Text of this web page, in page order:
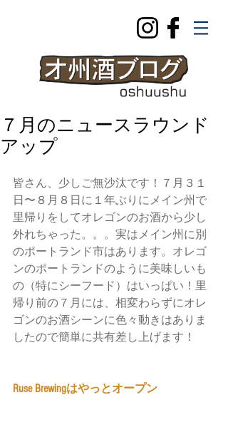
７月のニュースラウンド
アップ
皆さん、少しご無沙汰です！７月３１
日〜８月８日に１年ぶりにメイン州で
里帰りをしてオレゴンのお酒から少し
外れちゃった。。。実はメイン州に別
のポートランド市はあります。オレゴ
ンのポートランドのように美味しいも
の（特にシーフード）はいっぱい！里
帰り前の７月には、相変わらずにオレ
ゴンのお酒シーンに色々動きはありま
したので簡単に共有差し上げます！
Ruse Brewingはやっとオープン